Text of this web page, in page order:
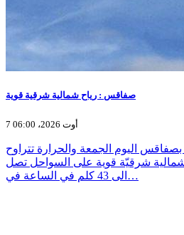
صفاقس : رياح شمالية شرقية قوية
7 أوت 2026، 06:00
اليوم الجمعة والحرارة تتراوح
الرياح شمالية شرقيّة قوية على السواحل تصل
الى 43 كلم في الساعة في…